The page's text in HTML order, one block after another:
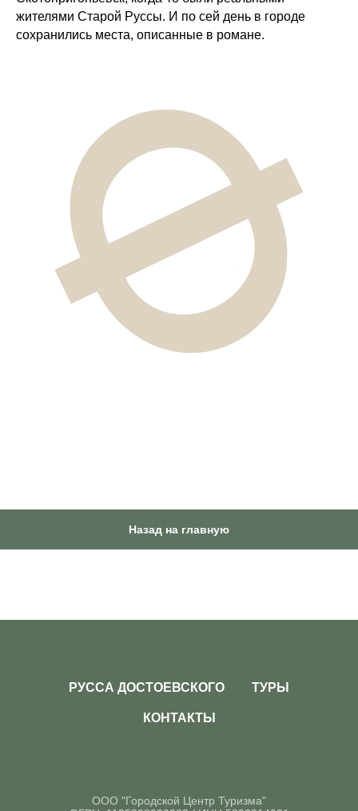
жителями Старой Руссы. И по сей день в городе
сохранились места, описанные в романе.
Назад на главную
РУССА ДОСТОЕВСКОГО ТУРЫ
КОНТАКТЫ
ООО "Городской Центр Туризма"